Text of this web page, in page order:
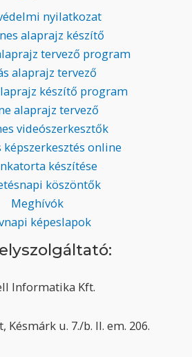
nyilatkozat
alaprajz készítő
tervező program
alaprajz tervező
készítő program
alaprajz tervező
videószerkesztők
képszerkesztés online
készítése
köszöntők
Meghívók
képeslapok
Informatika Kft.
Késmárk u. 7./b. II. em. 206.